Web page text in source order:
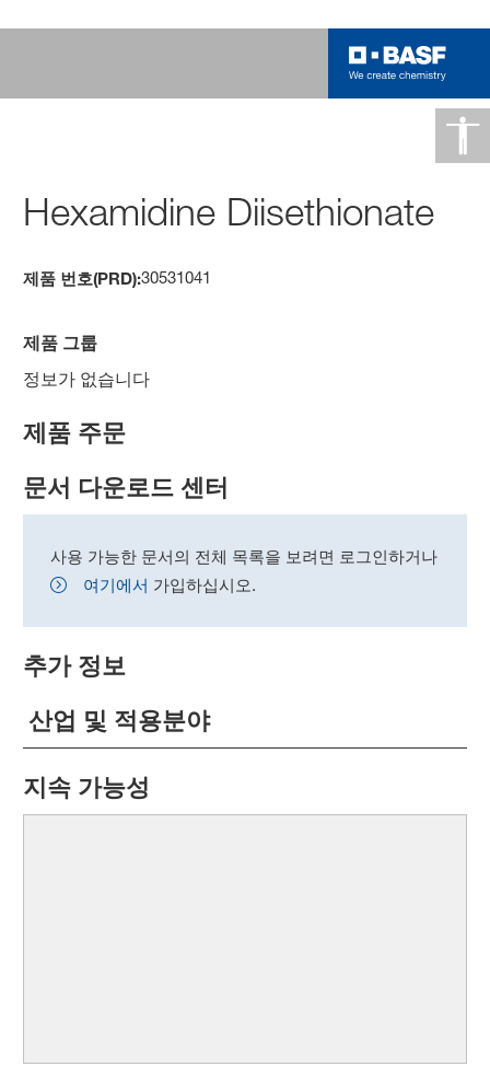
Hexamidine Diisethionate
제품 번호(PRD):30531041
제품 그룹
정보가 없습니다
제품 주문
문서 다운로드 센터
사용 가능한 문서의 전체 목록을 보려면 로그인하거나
여기에서 가입하십시오.
추가 정보
산업 및 적용분야
지속 가능성